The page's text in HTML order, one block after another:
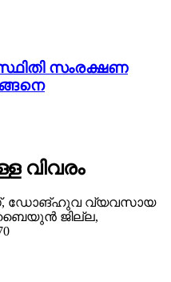
സംരക്ഷണ
വിവരം
ഡോങ്‌ഹുവ വ്യവസായ
ജില്ല,